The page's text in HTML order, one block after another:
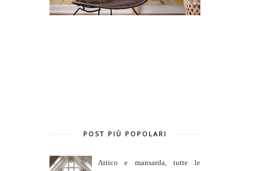
POST PIÙ POPOLARI
Attico e mansarda, tutte le